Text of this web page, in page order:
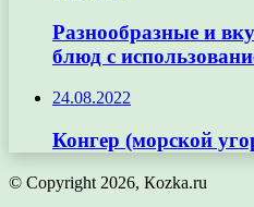
Разнообразные и
блюд с
24.08.2022
Конгер (морской
© Copyright 2026, Кozka.ru